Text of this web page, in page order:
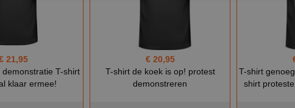
21,95
demonstratie T-shirt
klaar ermee!
€ 20,95
T-shirt de koek is op! protest
demonstreren
T-shirt
shirt